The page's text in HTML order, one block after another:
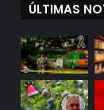
ÚLTIMAS